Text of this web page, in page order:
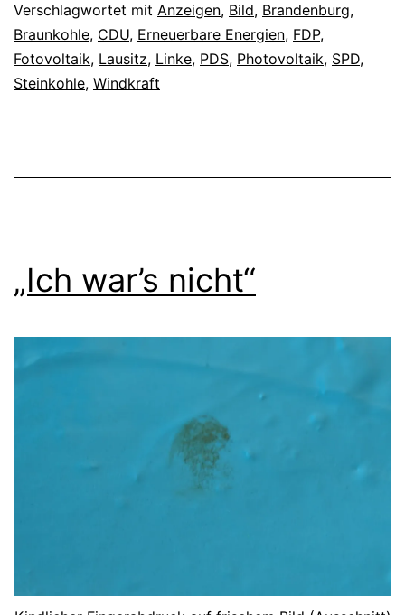
Verschlagwortet mit Anzeigen, Bild, Brandenburg,
Braunkohle, CDU, Erneuerbare Energien, FDP,
Fotovoltaik, Lausitz, Linke, PDS, Photovoltaik, SPD,
Steinkohle, Windkraft
„Ich war’s nicht“